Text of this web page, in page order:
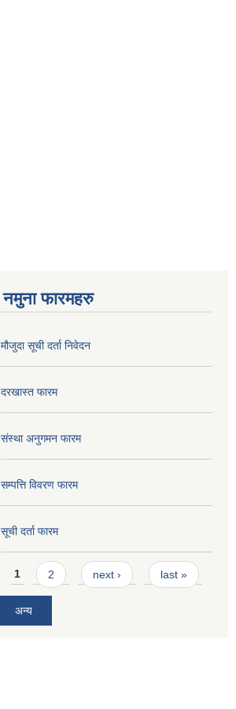
नमुना फारमहरु
मौजुदा सूची दर्ता निवेदन
दरखास्त फारम
संस्था अनुगमन फारम
सम्पत्ति विवरण फारम
सूची दर्ता फारम
Pages
1 2 next › last »
अन्य